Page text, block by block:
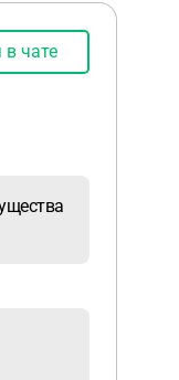
чате